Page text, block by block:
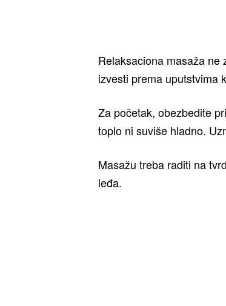
Relaksaciona masaža ne
izvesti prema uputstvima
Za početak, obezbedite
toplo ni suviše hladno.
Masažu treba raditi na
leđa.